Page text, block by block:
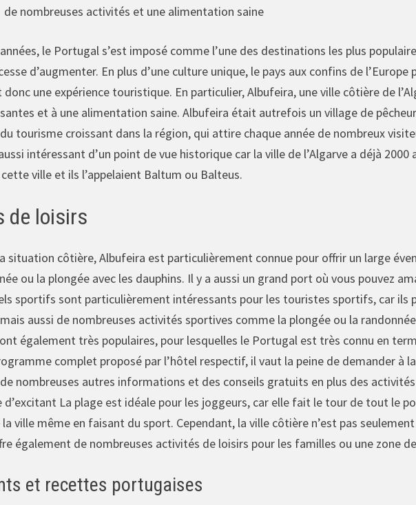
de nombreuses activités et une alimentation saine
le Portugal s’est imposé comme l’une des destinations les plus
d’augmenter. En plus d’une culture unique, le pays aux confins de
donc une expérience touristique. En particulier, Albufeira, une ville côtière de
et à une alimentation saine. Albufeira était autrefois un village de
tourisme croissant dans la région, qui attire chaque année de nombreux
intéressant d’un point de vue historique car la ville de l’Algarve a déjà
ville et ils l’appelaient Baltum ou Balteus.
de loisirs
situation côtière, Albufeira est particulièrement connue pour offrir un large
ou la plongée avec les dauphins. Il y a aussi un grand port où vous pouvez
sportifs sont particulièrement intéressants pour les touristes sportifs, car ils
aussi de nombreuses activités sportives comme la plongée ou la
également très populaires, pour lesquelles le Portugal est très connu en
complet proposé par l’hôtel respectif, il vaut la peine de demander à
nombreuses autres informations et des conseils gratuits en plus des
d’excitant La plage est idéale pour les joggeurs, car elle fait le tour de tout le
ville même en faisant du sport. Cependant, la ville côtière n’est pas
également de nombreuses activités de loisirs pour les familles ou une zone
et recettes portugaises